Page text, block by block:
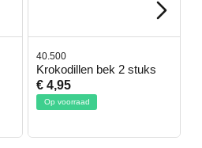
40.500
Krokodillen bek 2 stuks
€ 4,95
Op voorraad